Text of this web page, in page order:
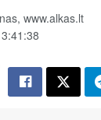
www.alkas.lt